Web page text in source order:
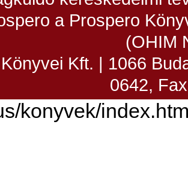
a Prospero
(OHIM
Kft. | 1066
0642,
konyvek/